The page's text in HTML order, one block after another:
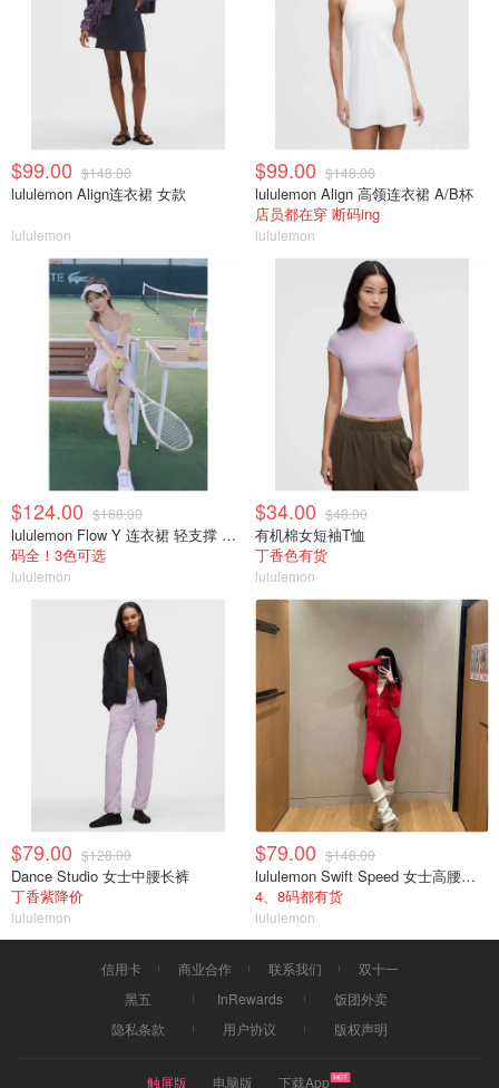
$99.00 $148.00
lululemon Align连衣裙 女款
lululemon
$99.00 $148.00
lululemon Align 高领连衣裙 A/B杯
店员都在穿 断码ing
lululemon
$124.00 $168.00
lululemon Flow Y 连衣裙 轻支撑 B/C杯
码全！3色可选
lululemon
$34.00 $48.00
有机棉女短袖T恤
丁香色有货
lululemon
$79.00 $128.00
Dance Studio 女士中腰长裤
丁香紫降价
lululemon
$79.00 $148.00
lululemon Swift Speed 女士高腰紧身裤
4、8码都有货
lululemon
信用卡 商业合作 联系我们
双十一
黑五
InRewards
饭团外卖
隐私条款
用户协议 版权声明
触屏版 电脑版 下载App